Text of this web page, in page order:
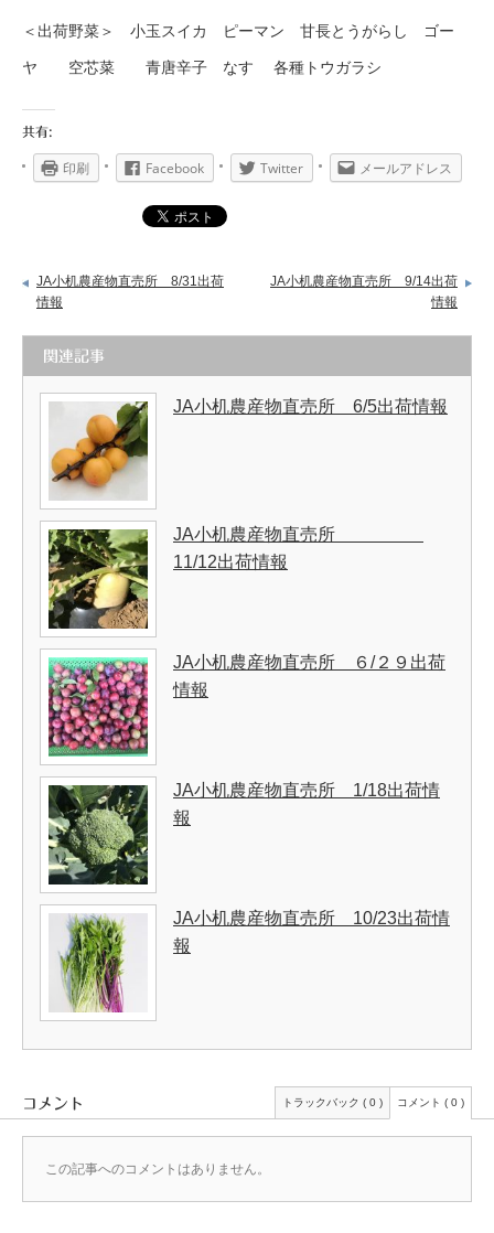
＜出荷野菜＞ 小玉スイカ ピーマン 甘長とうがらし ゴー
ヤ 空芯菜 青唐辛子 なす 各種トウガラシ
共有:
印刷 Facebook Twitter メールアドレス
JA小机農産物直売所 8/31出荷
情報
JA小机農産物直売所 9/14出荷
情報
関連記事
JA小机農産物直売所 6/5出荷情報
JA小机農産物直売所
11/12出荷情報
JA小机農産物直売所 ６/２９出荷
情報
JA小机農産物直売所 1/18出荷情
報
JA小机農産物直売所 10/23出荷情
報
コメント トラックバック ( 0 ) コメント ( 0 )
この記事へのコメントはありません。